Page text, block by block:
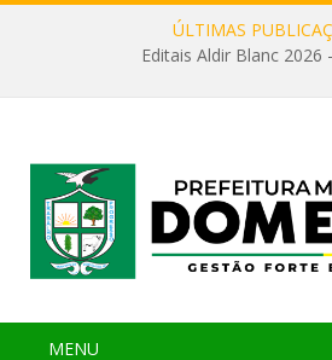
ÚLTIMAS
Editais Aldir Blanc 2026
MENU